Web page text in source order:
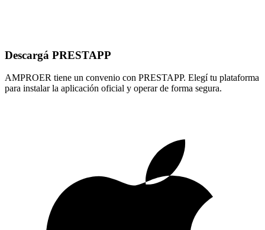
Descargá PRESTAPP
AMPROER tiene un convenio con PRESTAPP. Elegí tu plataforma
para instalar la aplicación oficial y operar de forma segura.